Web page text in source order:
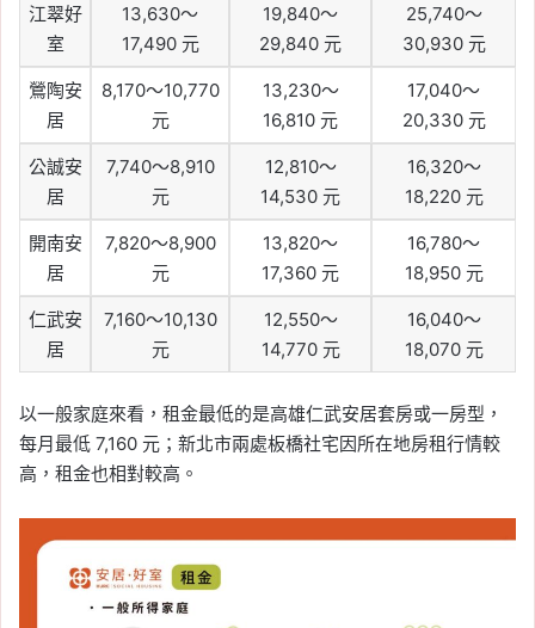
江翠好
室
13,630～
17,490 元
19,840～
29,840 元
25,740～
30,930 元
鶯陶安
居
8,170～10,770
元
13,230～
16,810 元
17,040～
20,330 元
公誠安
居
7,740～8,910
元
12,810～
14,530 元
16,320～
18,220 元
開南安
居
7,820～8,900
元
13,820～
17,360 元
16,780～
18,950 元
仁武安
居
7,160～10,130
元
12,550～
14,770 元
16,040～
18,070 元
以一般家庭來看，租金最低的是高雄仁武安居套房或一房型，
每月最低 7,160 元；新北市兩處板橋社宅因所在地房租行情較
高，租金也相對較高。